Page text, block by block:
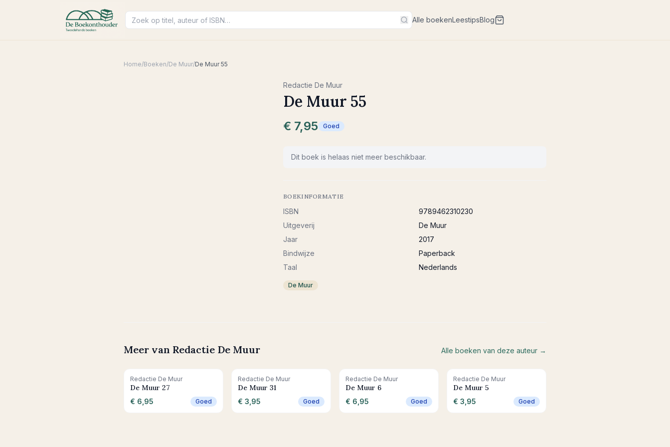
Alle boekenLeestipsBlog
Home/Boeken/De Muur/De Muur 55
Redactie De Muur
De Muur 55
€ 7,95 Goed
Dit boek is helaas niet meer beschikbaar.
BOEKINFORMATIE
ISBN
9789462310230
Uitgeverij
De Muur
Jaar
2017
Bindwijze
Paperback
Taal
Nederlands
De Muur
Meer van Redactie De Muur Alle boeken van deze auteur →
+ In winkelwagen
Redactie De Muur
De Muur 27
€ 6,95 Goed
+ In winkelwagen
Redactie De Muur
De Muur 31
€ 3,95 Goed
+ In winkelwagen
Redactie De Muur
De Muur 6
€ 6,95 Goed
+ In winkelwagen
Redactie De Muur
De Muur 5
€ 3,95 Goed